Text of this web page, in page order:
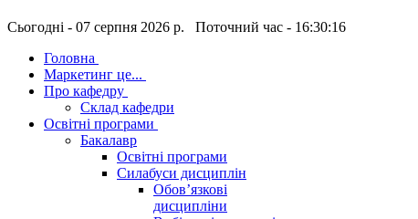
Сьогодні - 07 серпня 2026 р. Поточний час - 16:30:16
Головна
Маркетинг це...
Про кафедру
Склад кафедри
Освітні програми
Бакалавр
Освітні програми
Силабуси дисциплін
Обов’язкові
дисципліни